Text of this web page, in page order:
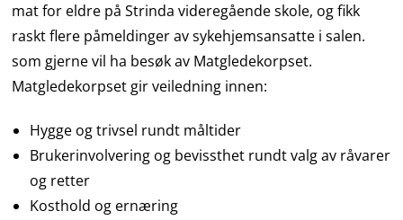
mat for eldre på Strinda videregående skole, og fikk
raskt flere påmeldinger av sykehjemsansatte i salen.
som gjerne vil ha besøk av Matgledekorpset.
Matgledekorpset gir veiledning innen:
Hygge og trivsel rundt måltider
Brukerinvolvering og bevissthet rundt valg av råvarer
og retter
Kosthold og ernæring